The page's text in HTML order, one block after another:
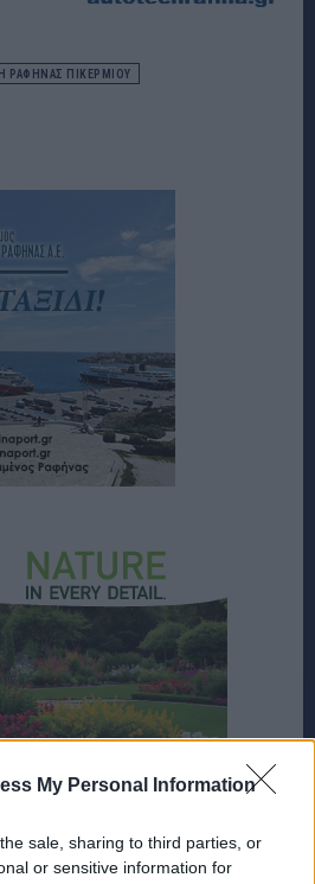
My Personal Information
sale, sharing to third parties, or
or sensitive information for
ΡΑΦΉΝΑΣ ΠΙΚΕΡΜΊΟΥ